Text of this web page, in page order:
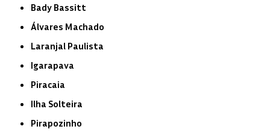
Bady Bassitt
Álvares Machado
Laranjal Paulista
Igarapava
Piracaia
Ilha Solteira
Pirapozinho